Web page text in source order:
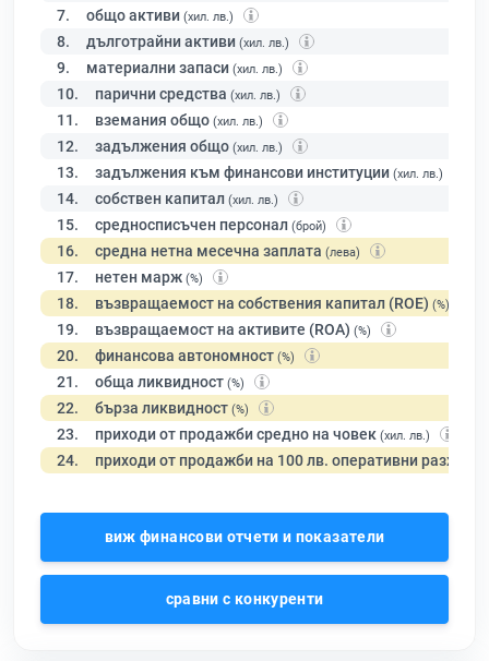
7. общо активи (хил. лв.)
8. дълготрайни активи (хил. лв.)
9. материални запаси (хил. лв.)
10. парични средства (хил. лв.)
11. вземания общо (хил. лв.)
12. задължения общо (хил. лв.)
13. задължения към финансови институции (хил. лв.)
14. собствен капитал (хил. лв.)
15. средносписъчен персонал (брой)
16. средна нетна месечна заплата (лева)
17. нетен марж (%)
18. възвращаемост на собствения капитал (ROE) (%)
19. възвращаемост на активите (ROA) (%)
20. финансова автономност (%)
21. обща ликвидност (%)
22. бърза ликвидност (%)
23. приходи от продажби средно на човек (хил. лв.)
24. приходи от продажби на 100 лв. оперативни разходи
виж финансови отчети и показатели
сравни с конкуренти